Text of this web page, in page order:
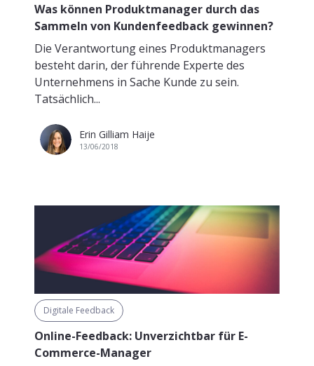
Was können Produktmanager durch das
Sammeln von Kundenfeedback gewinnen?
Die Verantwortung eines Produktmanagers
besteht darin, der führende Experte des
Unternehmens in Sache Kunde zu sein.
Tatsächlich...
Erin Gilliam Haije
13/06/2018
Digitale Feedback
Online-Feedback: Unverzichtbar für E-
Commerce-Manager